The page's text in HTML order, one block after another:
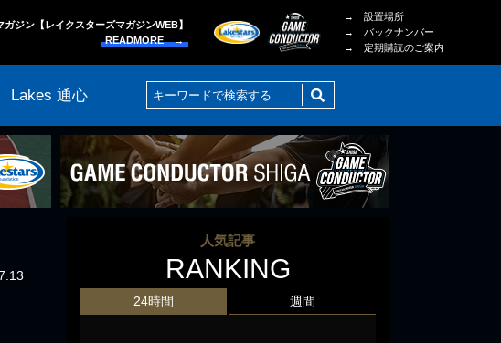
ジン【レイクスターズマガジンWEB】
READMORE →
→ 設置場所
→ バックナンバー
→ 定期購読のご案内
Lakes 通心
人気記事
RANKING
24時間 週間